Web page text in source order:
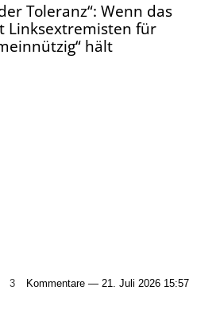
Toleranz“: Wenn das
Linksextremisten für
hält
3 Kommentare — 21. Juli 2026 15:57